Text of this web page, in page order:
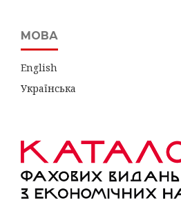
МОВА
English
Українська